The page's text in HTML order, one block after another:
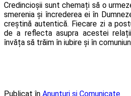
Credincioșii sunt chemați să o
smerenia și încrederea ei în
creștină autentică. Fiecare zi a
de a reflecta asupra acestei
învăța să trăim în iubire și în
Publicat în Anunturi si Comunicate